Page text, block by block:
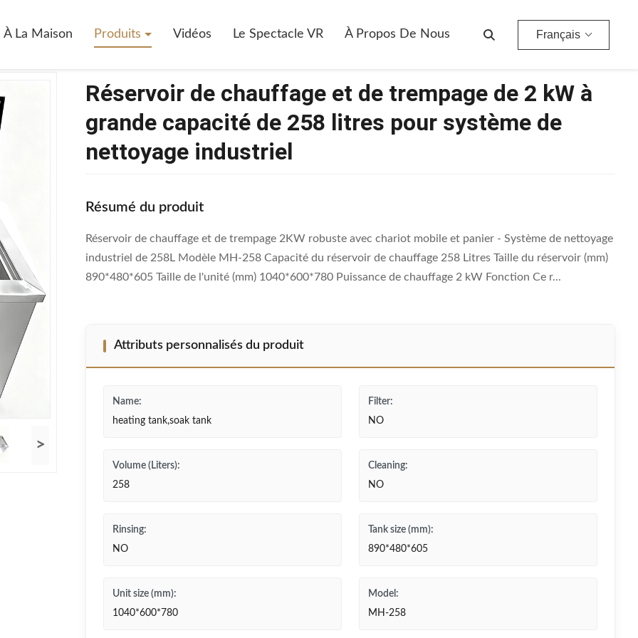
À La Maison Produits Vidéos Le Spectacle VR À Propos De Nous Français
De Chauffage Et De Trempage De 2 KW À Grande Capacité De 258 Litres Pour Système De Nettoyage Industriel
>
Réservoir de chauffage et de trempage de 2 kW à
grande capacité de 258 litres pour système de
nettoyage industriel
Résumé du produit
Réservoir de chauffage et de trempage 2KW robuste avec chariot mobile et panier - Système de nettoyage
industriel de 258L Modèle MH‑258 Capacité du réservoir de chauffage 258 Litres Taille du réservoir (mm)
890*480*605 Taille de l'unité (mm) 1040*600*780 Puissance de chauffage 2 kW Fonction Ce r...
Attributs personnalisés du produit
Name:
heating tank,soak tank
Filter:
NO
Volume (Liters):
258
Cleaning:
NO
Rinsing:
NO
Tank size (mm):
890*480*605
Unit size (mm):
1040*600*780
Model:
MH-258